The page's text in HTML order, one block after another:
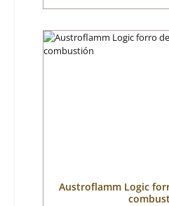
Austroflamm Logic